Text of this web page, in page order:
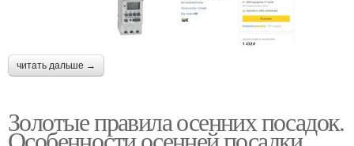
читать дальше →
Золотые правила осенних посадок.